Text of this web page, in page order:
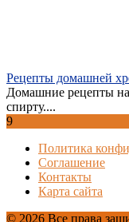
Рецепты домашней
Домашние рецепты
спирту....
9
Политика
Соглашение
Контакты
Карта сайта
© 2026 Все права